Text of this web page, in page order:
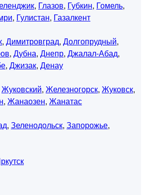
, Глазов, Губкин, Гомель,
, Гулистан, Газалкент
, Димитровград, Долгопрудный,
, Дубна, Днепр, Джалал-Абад,
, Джизак, Денау
Жуковский, Железногорск, Жуковск,
, Жанаозен, Жанатас
, Зеленодольск, Запорожье,